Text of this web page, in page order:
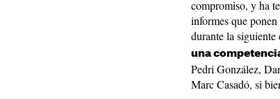
compromiso, y ha
informes que
durante la siguiente
una
Pedri González,
Marc Casadó, si